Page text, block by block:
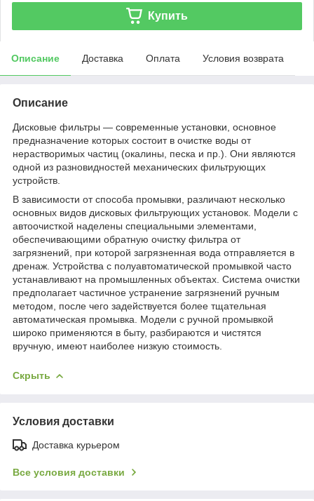
Купить
Описание Доставка Оплата Условия возврата
Описание
Дисковые фильтры — современные установки, основное
предназначение которых состоит в очистке воды от
нерастворимых частиц (окалины, песка и пр.). Они являются
одной из разновидностей механических фильтрующих
устройств.
В зависимости от способа промывки, различают несколько
основных видов дисковых фильтрующих установок. Модели с
автоочисткой наделены специальными элементами,
обеспечивающими обратную очистку фильтра от
загрязнений, при которой загрязненная вода отправляется в
дренаж. Устройства с полуавтоматической промывкой часто
устанавливают на промышленных объектах. Система очистки
предполагает частичное устранение загрязнений ручным
методом, после чего задействуется более тщательная
автоматическая промывка. Модели с ручной промывкой
широко применяются в быту, разбираются и чистятся
вручную, имеют наиболее низкую стоимость.
Скрыть
Условия доставки
Доставка курьером
Все условия доставки